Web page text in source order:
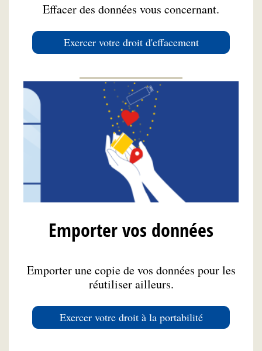
Effacer des données vous concernant.
Exercer votre droit d'effacement
Emporter vos données
Emporter une copie de vos données pour les
réutiliser ailleurs.
Exercer votre droit à la portabilité